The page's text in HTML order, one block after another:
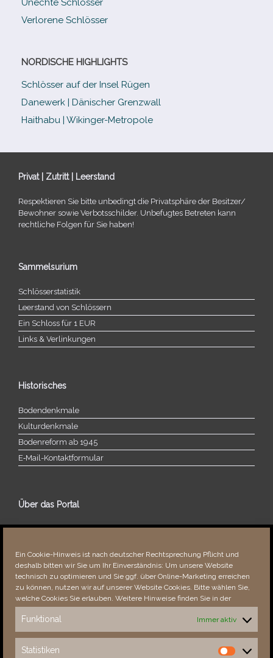
Ein Cookie-Hinweis ist nach deutscher Rechtsprechung Pflicht und
deshalb bitten wir Sie um Ihr Einverständnis: Um unsere Website
technisch zu optimieren und Sie ggf. über Online-Marketing erreichen
zu können, nutzen wir auf unserer Website Cookies. Bitte wählen Sie,
welche Cookies Sie erlauben. Weitere Hinweise finden Sie in der
Funktional Immer aktiv
Statistiken
Statistiken
Verlorene Schlösser
NORDISCHE HIGHLIGHTS
Schlösser auf der Insel Rügen
Danewerk | Dänischer Grenzwall
Haithabu | Wikinger-Metropole
Privat | Zutritt | Leerstand
Respektieren Sie bitte unbe­dingt die Privatsphäre der Besitzer/​
Bewohner sowie Verbotsschilder. Unbefugtes Betreten kann
recht­li­che Folgen für Sie haben!
Sammelsurium
Schlösserstatistik
Leerstand von Schlössern
Ein Schloss für 1 EUR
Links & Verlinkungen
Historisches
Bodendenkmale
Kulturdenkmale
Bodenreform ab 1945
E‑Mail-​​Kontaktformular
Über das Portal
Über dieses Portal
Fehler bemerkt?
Besucher seit 08/​2021